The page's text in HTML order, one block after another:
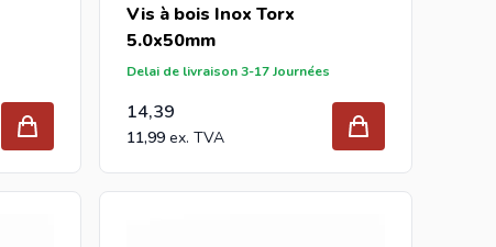
Vis à bois Inox Torx
5.0x50mm
Delai de livraison 3-17 Journées
14,39
11,99